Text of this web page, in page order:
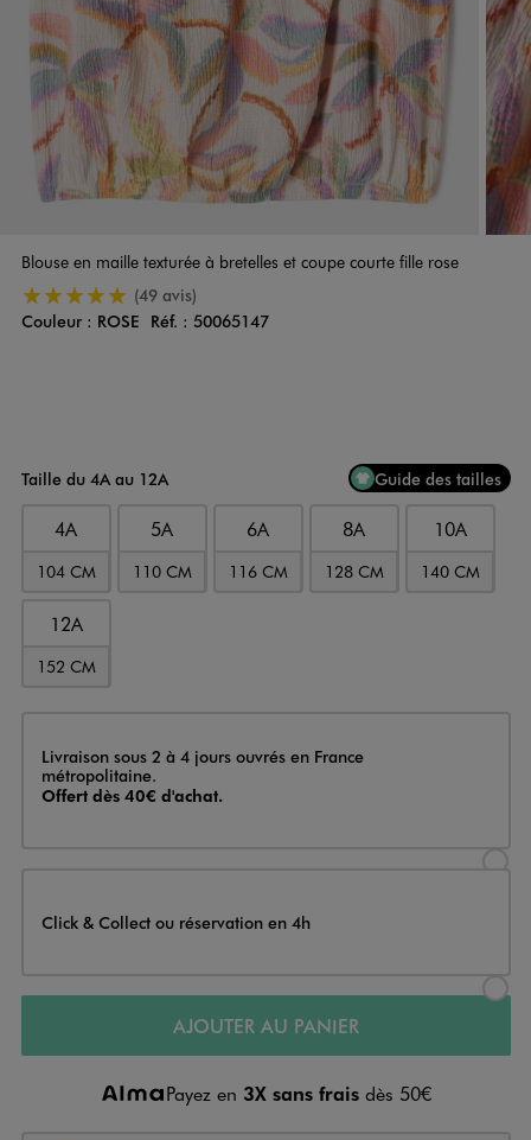
Blouse en maille texturée à bretelles et coupe courte fille rose
5/5 de moyenne(49 avis)
Couleur
Couleur : ROSE Réf. : 50065147
Taille du 4A au 12A Guide des tailles
4A
104 CM
5A
110 CM
6A
116 CM
8A
128 CM
10A
140 CM
12A
152 CM
Livraison
Livraison sous 2 à 4 jours ouvrés en France
métropolitaine.
Offert dès 40€ d'achat.
Click & Collect ou réservation en 4h
AJOUTER AU PANIER
Payez en 3X sans frais dès 50€